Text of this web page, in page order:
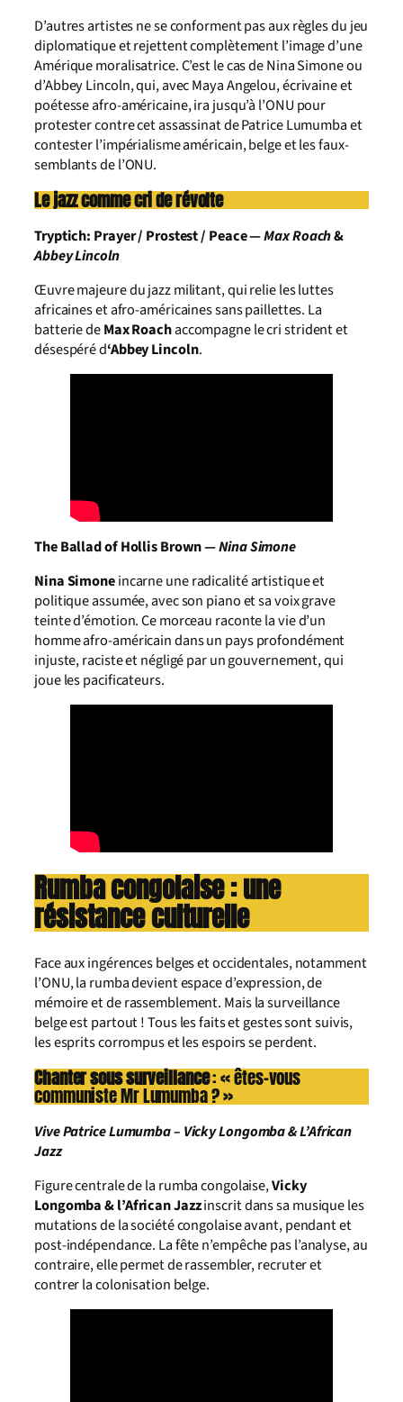
D’autres artistes ne se conforment pas aux règles du jeu
diplomatique et rejettent complètement l’image d’une
Amérique moralisatrice. C’est le cas de Nina Simone ou
d’Abbey Lincoln, qui, avec Maya Angelou, écrivaine et
poétesse afro-américaine, ira jusqu’à l’ONU pour
protester contre cet assassinat de Patrice Lumumba et
contester l’impérialisme américain, belge et les faux-
semblants de l’ONU.
Le jazz comme cri de révolte
Tryptich: Prayer / Prostest / Peace —Max Roach&
Abbey Lincoln
Œuvre majeure du jazz militant, qui relie les luttes
africaines et afro-américaines sans paillettes. La
batterie deMax Roachaccompagne le cri strident et
désespéré d‘Abbey Lincoln.
The Ballad of Hollis Brown —Nina Simone
Nina Simoneincarne une radicalité artistique et
politique assumée, avec son piano et sa voix grave
teinte d’émotion. Ce morceau raconte la vie d’un
homme afro-américain dans un pays profondément
injuste, raciste et négligé par un gouvernement, qui
joue les pacificateurs.
Rumba congolaise : une
résistance culturelle
Face aux ingérences belges et occidentales, notamment
l’ONU, la rumba devient espace d’expression, de
mémoire et de rassemblement. Mais la surveillance
belge est partout ! Tous les faits et gestes sont suivis,
les esprits corrompus et les espoirs se perdent.
Chanter sous surveillance: « êtes-vous
communiste Mr Lumumba ? »
Vive Patrice Lumumba – Vicky Longomba& L’African
Jazz
Figure centrale de la rumba congolaise,Vicky
Longomba & l’African Jazzinscrit dans sa musique les
mutations de la société congolaise avant, pendant et
post-indépendance. La fête n’empêche pas l’analyse, au
contraire, elle permet de rassembler, recruter et
contrer la colonisation belge.